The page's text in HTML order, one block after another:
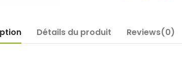
Détails du produit Reviews(0)